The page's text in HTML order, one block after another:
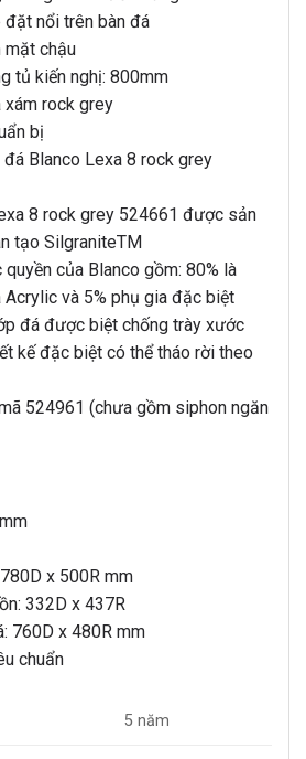
nổi trên bàn đá
chậu
tủ kiến nghị: 800mm
xám rock grey
bị
Blanco Lexa 8 rock grey
8 rock grey 524661 được sản
tạo SilgraniteTM
của Blanco gồm: 80% là
Acrylic và 5% phụ gia đặc biệt
đá được biệt chống trày xước
kế đặc biệt có thể tháo rời theo
524961 (chưa gồm siphon ngăn
x 500R mm
332D x 437R
760D x 480R mm
chuẩn
5 năm